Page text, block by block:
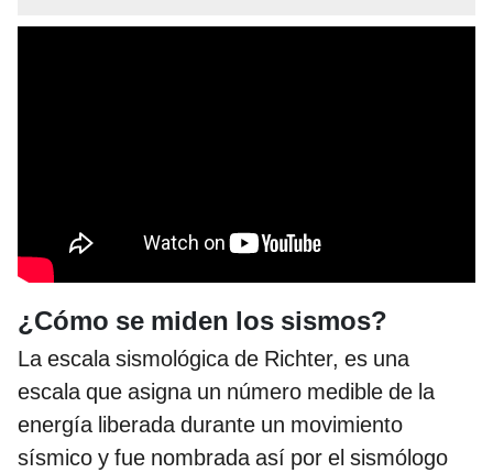
¿Cómo se miden los sismos?
La escala sismológica de Richter, es una
escala que asigna un número medible de la
energía liberada durante un movimiento
sísmico y fue nombrada así por el sismólogo